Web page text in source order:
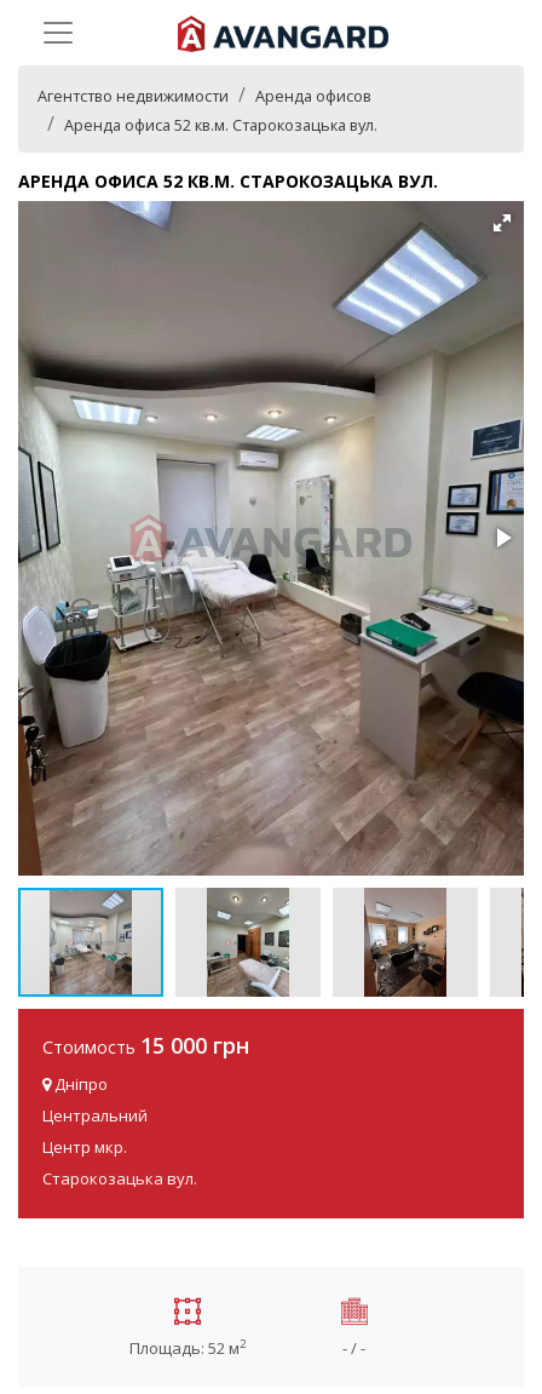
Агентство недвижимости
Аренда офисов
Аренда офиса 52 кв.м. Старокозацька вул.
АРЕНДА ОФИСА 52 КВ.М. СТАРОКОЗАЦЬКА ВУЛ.
Стоимость 15 000 грн
Дніпро
Центральний
Центр мкр.
Старокозацька вул.
Площадь: 52 м2 - / -